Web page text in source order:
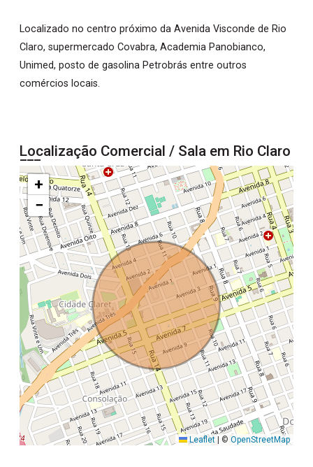
Localizado no centro próximo da Avenida Visconde de Rio
Claro, supermercado Covabra, Academia Panobianco,
Unimed, posto de gasolina Petrobrás entre outros
comércios locais.
Localização Comercial / Sala em Rio Claro
+
−
Leaflet © OpenStreetMap